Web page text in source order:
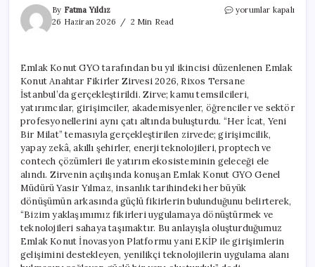
By Fatma Yıldız
26 Haziran 2026
2 Min Read
Anahtar
yorumlar kapalı
Emlak Konut GYO tarafından bu yıl ikincisi düzenlenen Emlak
Konut Anahtar Fikirler Zirvesi 2026, Rixos Tersane
İstanbul’da gerçekleştirildi. Zirve; kamu temsilcileri,
yatırımcılar, girişimciler, akademisyenler, öğrenciler ve sektör
profesyonellerini aynı çatı altında buluşturdu. “Her İcat, Yeni
Bir Milat” temasıyla gerçekleştirilen zirvede; girişimcilik,
yapay zekâ, akıllı şehirler, enerji teknolojileri, proptech ve
contech çözümleri ile yatırım ekosisteminin geleceği ele
alındı. Zirvenin açılışında konuşan Emlak Konut GYO Genel
Müdürü Yasir Yılmaz, insanlık tarihindeki her büyük
dönüşümün arkasında güçlü fikirlerin bulunduğunu belirterek,
“Bizim yaklaşımımız fikirleri uygulamaya dönüştürmek ve
teknolojileri sahaya taşımaktır. Bu anlayışla oluşturduğumuz
Emlak Konut İnovasyon Platformu yani EKİP ile girişimlerin
gelişimini destekleyen, yenilikçi teknolojilerin uygulama alanı